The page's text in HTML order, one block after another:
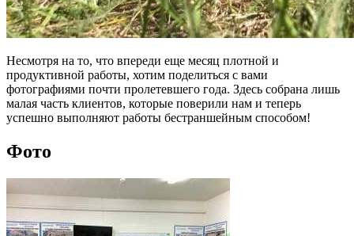
Несмотря на то, что впереди еще месяц плотной и
продуктивной работы, хотим поделиться с вами
фотографиями почти пролетевшего года. Здесь собрана лишь
малая часть клиентов, которые поверили нам и теперь
успешно выполняют работы бестраншейным способом!
Фото